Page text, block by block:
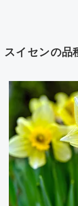
スイセンの品